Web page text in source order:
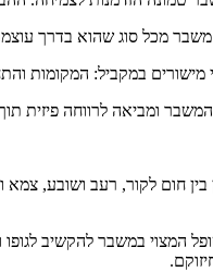
מכל סוג שהוא בדרך
במקביל: המקומות
ומביאה לרווחה פיזית תוך
חום לקור, רעב ושובע,
המצוי במשבר להקשיב לגופו